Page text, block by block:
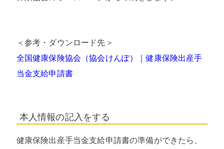
＜参考・ダウンロード先＞
全国健康保険協会（協会けんぽ）｜健康保険出産手
当金支給申請書
本人情報の記入をする
健康保険出産手当金支給申請書の準備ができたら、